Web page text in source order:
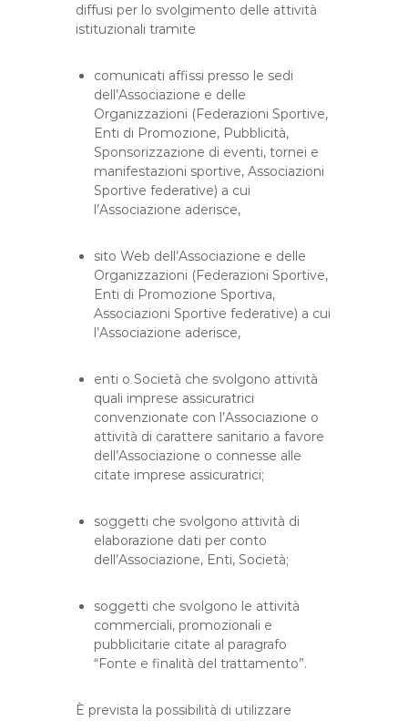
diffusi per lo svolgimento delle attività
istituzionali tramite
comunicati affissi presso le sedi
dell’Associazione e delle
Organizzazioni (Federazioni Sportive,
Enti di Promozione, Pubblicità,
Sponsorizzazione di eventi, tornei e
manifestazioni sportive, Associazioni
Sportive federative) a cui
l’Associazione aderisce,
sito Web dell’Associazione e delle
Organizzazioni (Federazioni Sportive,
Enti di Promozione Sportiva,
Associazioni Sportive federative) a cui
l’Associazione aderisce,
enti o Società che svolgono attività
quali imprese assicuratrici
convenzionate con l’Associazione o
attività di carattere sanitario a favore
dell’Associazione o connesse alle
citate imprese assicuratrici;
soggetti che svolgono attività di
elaborazione dati per conto
dell’Associazione, Enti, Società;
soggetti che svolgono le attività
commerciali, promozionali e
pubblicitarie citate al paragrafo
“Fonte e finalità del trattamento”.
È prevista la possibilità di utilizzare